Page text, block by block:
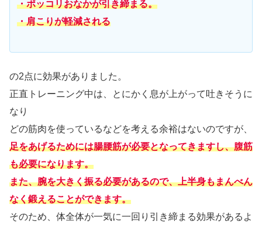
・ポッコリおなかが引き締まる。
・肩こりが軽減される
の2点に効果がありました。
正直トレーニング中は、とにかく息が上がって吐きそうに
なり
どの筋肉を使っているなどを考える余裕はないのですが、
足をあげるためには腸腰筋が必要となってきますし、腹筋
も必要になります。
また、腕を大きく振る必要があるので、上半身もまんべん
なく鍛えることができます。
そのため、体全体が一気に一回り引き締まる効果があるよ